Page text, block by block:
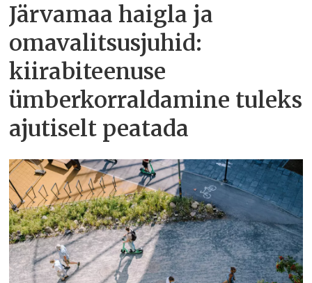
Järvamaa haigla ja
omavalitsusjuhid:
kiirabiteenuse
ümberkorraldamine tuleks
ajutiselt peatada